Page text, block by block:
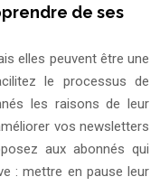
de ses
elles peuvent être une
le processus de
les raisons de leur
vos newsletters
aux abonnés qui
: mettre en pause leur